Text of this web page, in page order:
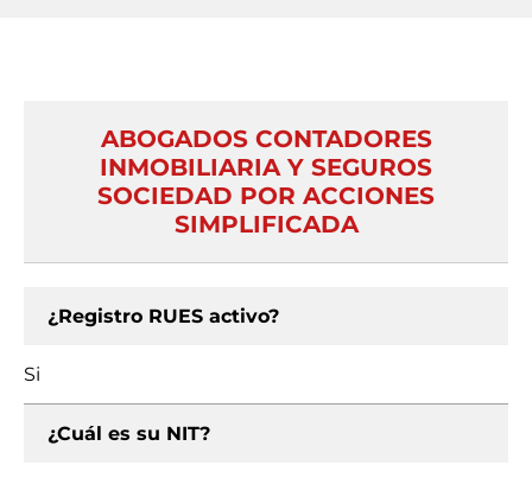
ABOGADOS CONTADORES
INMOBILIARIA Y SEGUROS
SOCIEDAD POR ACCIONES
SIMPLIFICADA
¿Registro RUES activo?
Si
¿Cuál es su NIT?